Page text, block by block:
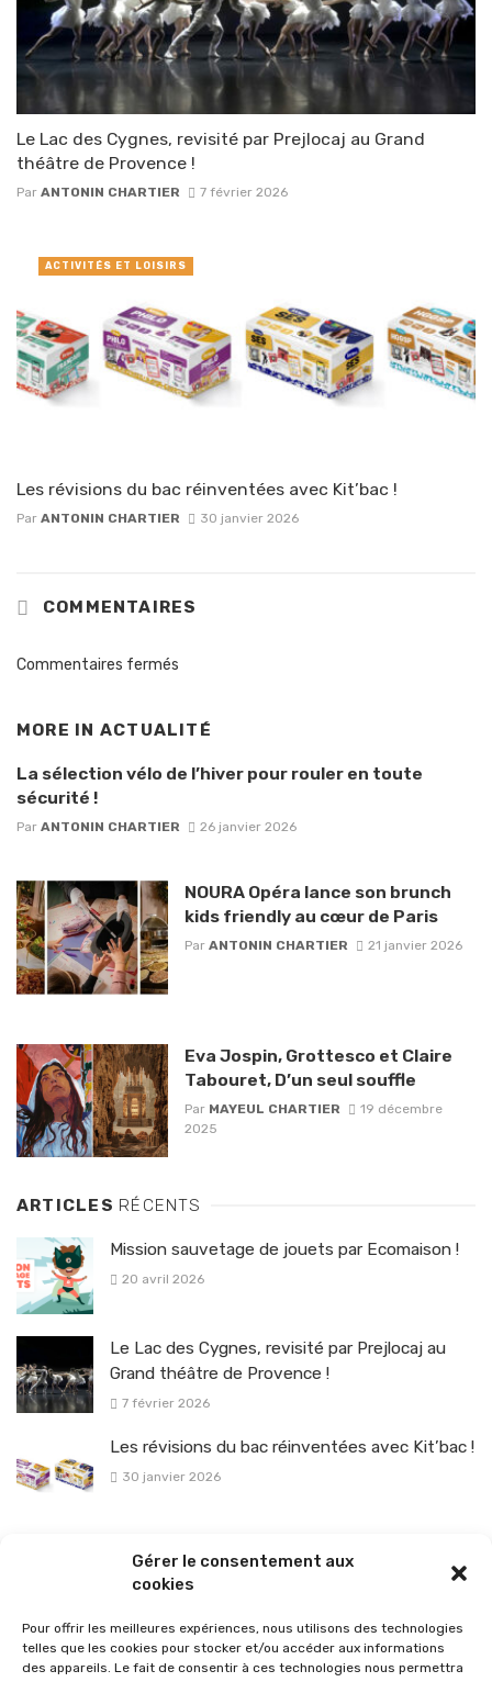
Gérer le consentement aux
cookies
Pour offrir les meilleures expériences, nous utilisons des technologies
telles que les cookies pour stocker et/ou accéder aux informations
des appareils. Le fait de consentir à ces technologies nous permettra
Le Lac des Cygnes, revisité par Prejlocaj au Grand
théâtre de Provence !
Par ANTONIN CHARTIER 7 février 2026
Les révisions du bac réinventées avec Kit’bac !
Par ANTONIN CHARTIER 30 janvier 2026
ACTIVITÉS ET LOISIRS
COMMENTAIRES
Commentaires fermés
MORE IN ACTUALITÉ
La sélection vélo de l’hiver pour rouler en toute
sécurité !
Par ANTONIN CHARTIER 26 janvier 2026
NOURA Opéra lance son brunch
kids friendly au cœur de Paris
Par ANTONIN CHARTIER 21 janvier 2026
Eva Jospin, Grottesco et Claire
Tabouret, D’un seul souffle
Par MAYEUL CHARTIER
19 décembre
2025
ARTICLES RÉCENTS
Mission sauvetage de jouets par Ecomaison !
20 avril 2026
Le Lac des Cygnes, revisité par Prejlocaj au
Grand théâtre de Provence !
7 février 2026
Les révisions du bac réinventées avec Kit’bac !
30 janvier 2026